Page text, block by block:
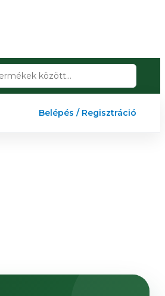
Belépés / Regisztráció